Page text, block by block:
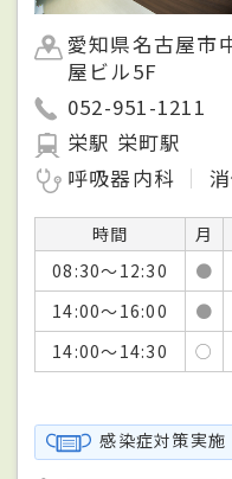
愛知県名古屋市
屋ビル5F
052-951-1211
栄駅 栄町駅
呼吸器内科
時間 月
08:30～12:30
●
14:00～16:00
●
14:00～14:30
○
感染症対策実施